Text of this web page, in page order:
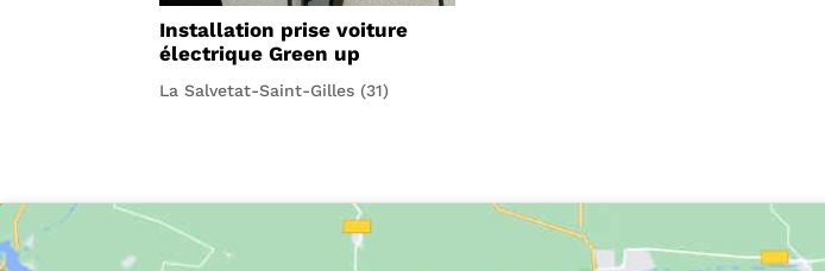
Installation prise voiture
électrique Green up
La Salvetat-Saint-Gilles (31)